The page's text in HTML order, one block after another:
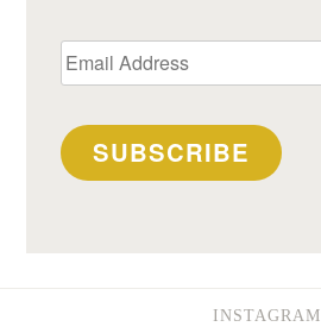
Email
Address
SUBSCRIBE
INSTAGRAM